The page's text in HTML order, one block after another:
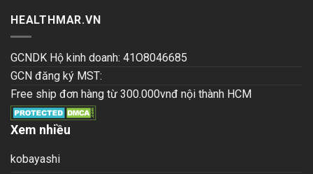
HEALTHMAR.VN
GCNDK Hộ kinh doanh: 41O8046685
GCN đăng ký MST:
Free ship đơn hàng từ 300.000vnđ nội thành HCM
Xem nhiều
kobayashi